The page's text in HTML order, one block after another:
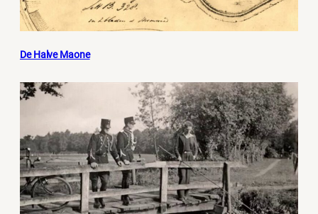
De Halve Maone